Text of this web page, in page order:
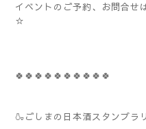
イベントのご予約、お問合せ
☆
🍀🍀🍀🍀🍀🍀🍀🍀🍀🍀
🍶ごしまの日本酒スタンプラ